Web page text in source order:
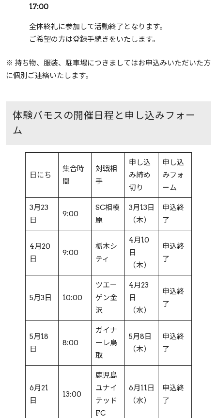
17:00
全体終礼に参加して活動終了となります。
ご希望の方は登録手続きをいたします。
※ 持ち物、服装、駐車場につきましてはお申込みいただいた方
に個別ご連絡いたします。
体験バモスの開催日程と申し込みフォー
ム
日にち
集合時
間
対戦相
手
申し込
み締め
切り
申し込
みフォ
ーム
3月23
日
9:00
SC相模
原
3月13日
（木）
申込終
了
4月20
日
9:00
栃木シ
ティ
4月10
日
（木）
申込終
了
5月3日 10:00
ツエー
ゲン金
沢
4月23
日
（水）
申込終
了
5月18
日
8:00
ガイナ
ーレ鳥
取
5月8日
（木）
申込終
了
6月21
日
13:00
鹿児島
ユナイ
テッド
FC
6月11日
（水）
申込終
了